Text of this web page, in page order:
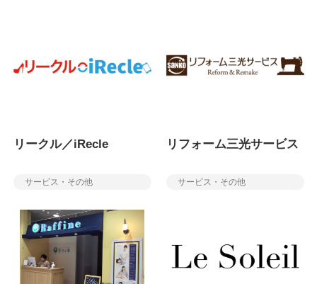
リークル／iRecle
サービス・その他
リフォーム三光サービス
サービス・その他